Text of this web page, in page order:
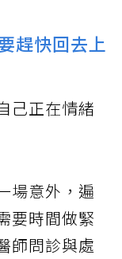
趕快回去上
己正在情緒
場意外，遍
要時間做緊
師問診與處